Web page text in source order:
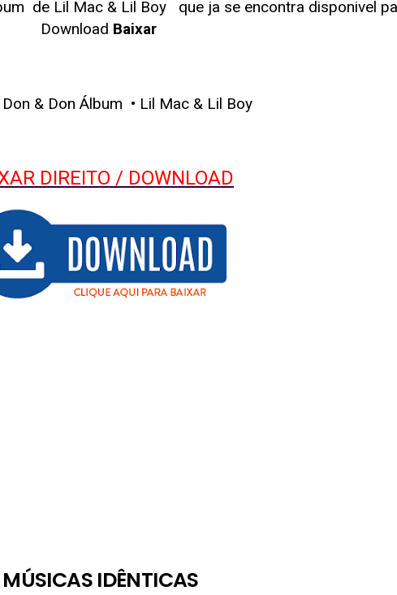
de Lil Mac & Lil Boy
que ja se encontra disponivel
Download Baixar
& Don Álbum • Lil Mac & Lil Boy
DIREITO / DOWNLOAD
MÚSICAS IDÊNTICAS